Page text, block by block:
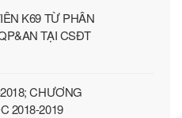
K69 TỪ PHÂN
TẠI CSĐT
CHƯƠNG
2018-2019